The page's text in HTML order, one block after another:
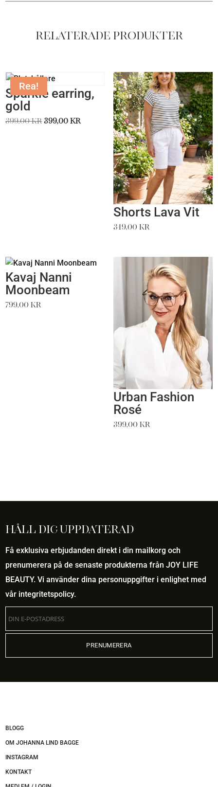
Relaterade produkter
Rea!
Sparkle earring,
gold
399,00krDet
399,00krDet
nuvarande
399,00 kr.
Shorts Lava Vit
349,00 kr
Kavaj Nanni
Moonbeam
799,00kr
Urban Fashion
Rosé
399,00 kr
Håll dig uppdaterad
Få exklusiva erbjudanden direkt i din mailkorg och
prenumerera på de senaste produkterna från JOY LIFE
BEAUTY. Vi använder dina personuppgifter i enlighet med
vår integritetspolicy.
BLOGG
OM JOHANNA LIND BAGGE
INSTAGRAM
KONTAKT